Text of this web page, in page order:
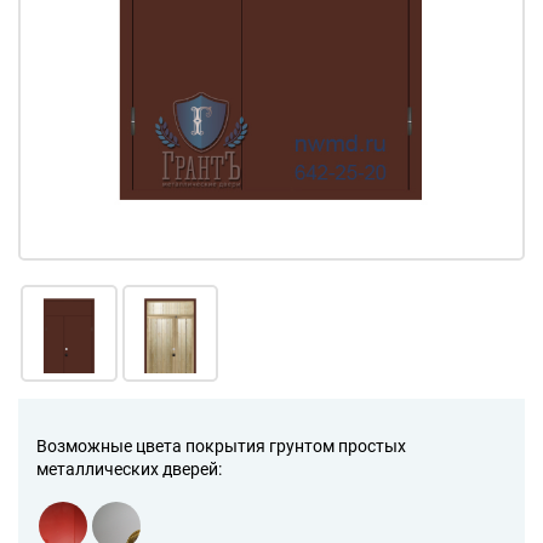
Возможные цвета покрытия грунтом простых
металлических дверей: